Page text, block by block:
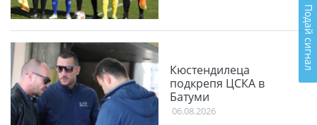
Кюстендилеца
подкрепя ЦСКА в
Батуми
06.08.2026
Подай сигнал